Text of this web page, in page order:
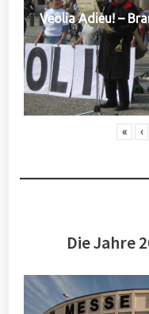
Veolia Adieu! –
« ‹
Die Jahre